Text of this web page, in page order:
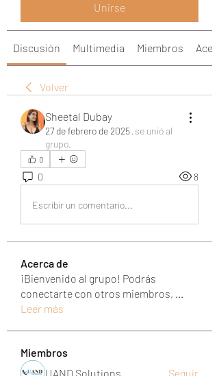
Unirse
Discusión Multimedia Miembros
Volver
Sheetal Dubay
27 de febrero de 2025· se unió al
grupo.
0
0 8
Escribir un comentario...
Acerca de
¡Bienvenido al grupo! Podrás
conectarte con otros miembros, ...
Leer más
Miembros
UAND Solutions
Seguir